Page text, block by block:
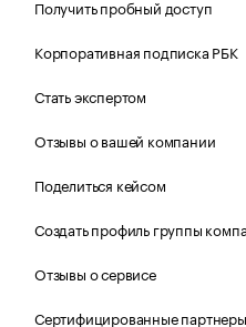
Получить пробный доступ
Корпоративная подписка РБК
Стать экспертом
Отзывы о вашей компании
Поделиться кейсом
Создать профиль группы
Отзывы о сервисе
Сертифицированные партнеры